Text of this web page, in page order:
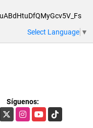
Select Language ▼
Síguenos:
X InstagramYouTubeTikTok